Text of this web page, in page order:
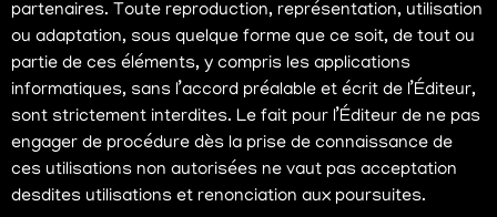
partenaires. Toute reproduction, représentation, utilisation
ou adaptation, sous quelque forme que ce soit, de tout ou
partie de ces éléments, y compris les applications
informatiques, sans l’accord préalable et écrit de l’Éditeur,
sont strictement interdites. Le fait pour l’Éditeur de ne pas
engager de procédure dès la prise de connaissance de
ces utilisations non autorisées ne vaut pas acceptation
desdites utilisations et renonciation aux poursuites.